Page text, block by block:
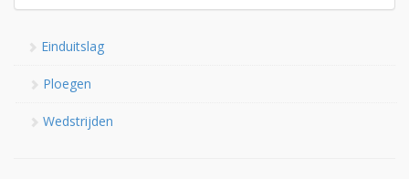
Einduitslag
Ploegen
Wedstrijden